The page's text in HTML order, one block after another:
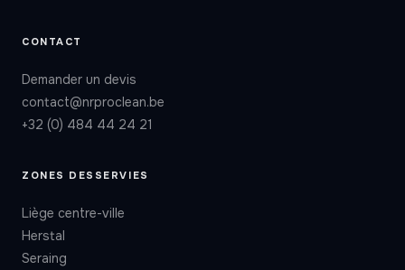
CONTACT
Demander un devis
contact@nrproclean.be
+32 (0) 484 44 24 21
ZONES DESSERVIES
Liège centre-ville
Herstal
Seraing